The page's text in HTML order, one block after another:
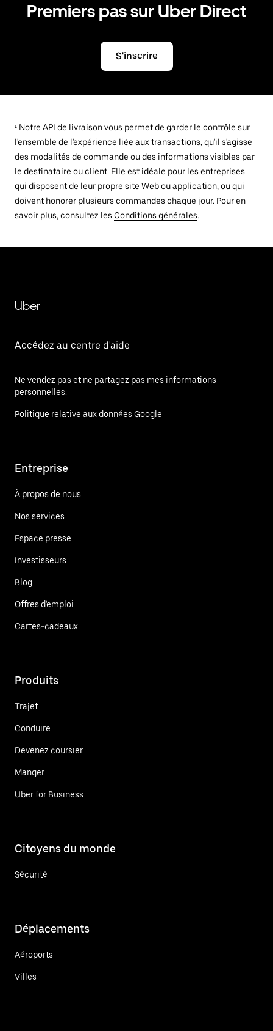
Premiers pas sur Uber Direct
S'inscrire
¹ Notre API de livraison vous permet de garder le contrôle sur
l'ensemble de l'expérience liée aux transactions, qu'il s'agisse
des modalités de commande ou des informations visibles par
le destinataire ou client. Elle est idéale pour les entreprises
qui disposent de leur propre site Web ou application, ou qui
doivent honorer plusieurs commandes chaque jour. Pour en
savoir plus, consultez les Conditions générales.
Uber
Accédez au centre d'aide
Ne vendez pas et ne partagez pas mes informations
personnelles.
Politique relative aux données Google
Entreprise
À propos de nous
Nos services
Espace presse
Investisseurs
Blog
Offres d'emploi
Cartes-cadeaux
Produits
Trajet
Conduire
Devenez coursier
Manger
Uber for Business
Citoyens du monde
Sécurité
Déplacements
Aéroports
Villes